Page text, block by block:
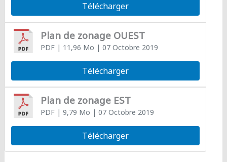
Télécharger
Plan de zonage OUEST
PDF| 11,96 Mo | 07 Octobre 2019
Télécharger
Plan de zonage EST
PDF| 9,79 Mo | 07 Octobre 2019
Télécharger